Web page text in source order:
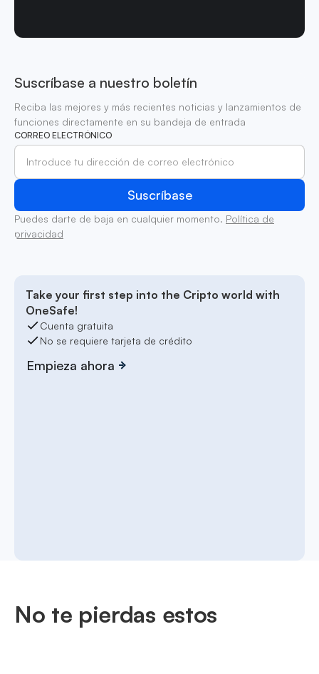
Suscríbase a nuestro boletín
Reciba las mejores y más recientes noticias y lanzamientos de
funciones directamente en su bandeja de entrada
CORREO ELECTRÓNICO
Puedes darte de baja en cualquier momento. Política de
privacidad
Take your first step into the Cripto world with
OneSafe!
Cuenta gratuita
No se requiere tarjeta de crédito
Empieza ahora
No te pierdas estos